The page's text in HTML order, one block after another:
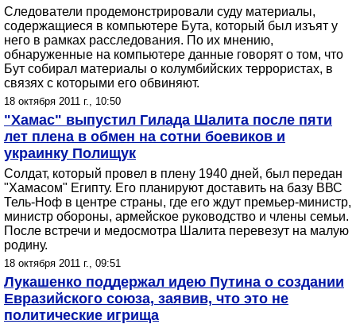
Следователи продемонстрировали суду материалы,
содержащиеся в компьютере Бута, который был изъят у
него в рамках расследования. По их мнению,
обнаруженные на компьютере данные говорят о том, что
Бут собирал материалы о колумбийских террористах, в
связях с которыми его обвиняют.
18 октября 2011 г., 10:50
"Хамас" выпустил Гилада Шалита после пяти
лет плена в обмен на сотни боевиков и
украинку Полищук
Солдат, который провел в плену 1940 дней, был передан
"Хамасом" Египту. Его планируют доставить на базу ВВС
Тель-Ноф в центре страны, где его ждут премьер-министр,
министр обороны, армейское руководство и члены семьи.
После встречи и медосмотра Шалита перевезут на малую
родину.
18 октября 2011 г., 09:51
Лукашенко поддержал идею Путина о создании
Евразийского союза, заявив, что это не
политические игрища